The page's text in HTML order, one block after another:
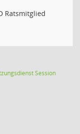
Ratsmitglied
Session(Wird in